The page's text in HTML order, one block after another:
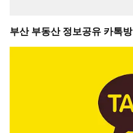
부산 부동산 정보공유 카톡방